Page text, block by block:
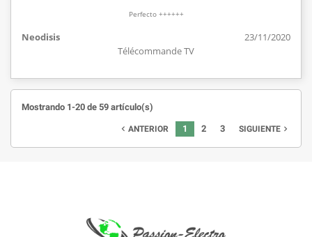
Perfecto ++++++
Neodisis
23/11/2020
Télécommande TV
Mostrando 1-20 de 59 artículo(s)
 ANTERIOR 1 2 3 SIGUIENTE 